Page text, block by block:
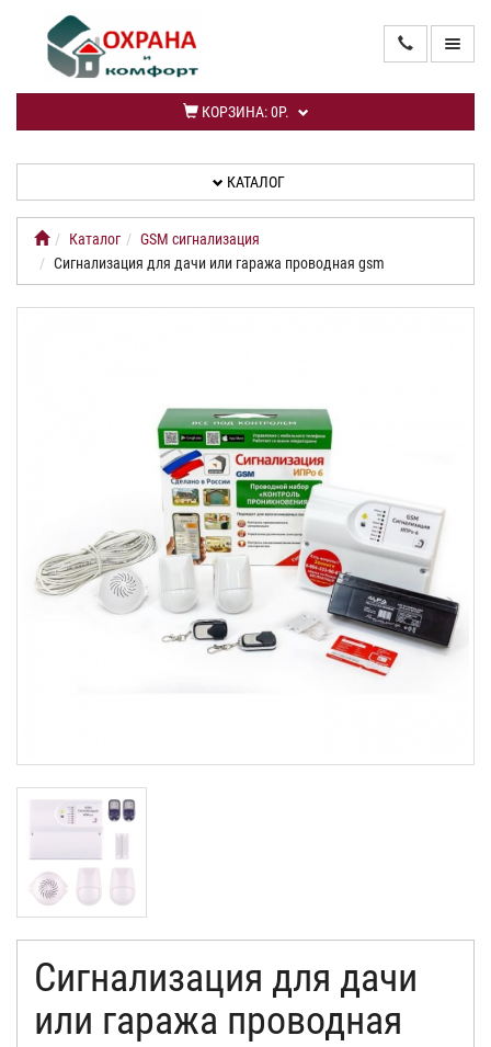
КОРЗИНА:0Р.
ГЛАВНАЯ
ИНФОРМАЦИЯ
КАТАЛОГ
Каталог
GSM сигнализация
Сигнализация для дачи или гаража проводная gsm
Сигнализация для дачи
или гаража проводная